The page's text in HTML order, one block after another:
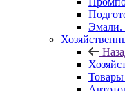
Эмали.
Товары